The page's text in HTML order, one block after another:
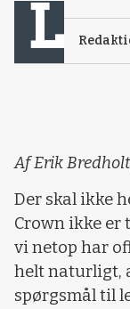
Af Erik
Der skal ikke
Crown ikke er
vi netop har
helt naturligt,
spørgsmål til